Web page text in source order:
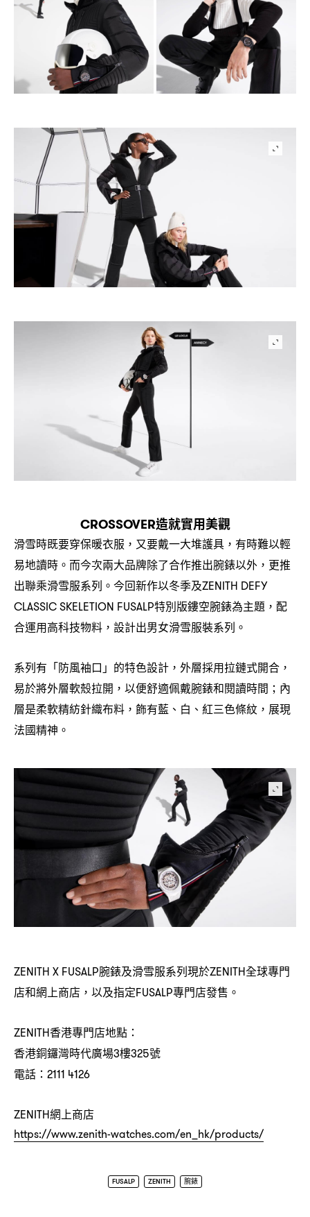
CROSSOVER造就實用美觀
滑雪時既要穿保暖衣服 ， 又要戴一大堆護具 ， 有時難以輕
易地讀時。而今次兩大品牌除了合作推出腕錶以外 ， 更推
出聯乘滑雪服系列。今回新作以冬季及ZENITH DEFY
CLASSIC SKELETION FUSALP特別版鏤空腕錶為主題 ， 配
合運用高科技物料 ， 設計出男女滑雪服裝系列。
系列有「防風袖口」的特色設計 ， 外層採用拉鏈式開合 ，
易於將外層軟殼拉開 ， 以便舒適佩戴腕錶和閱讀時間 ； 內
層是柔軟精紡針織布料 ， 飾有藍、白、紅三色條紋 ， 展現
法國精神。
ZENITH X FUSALP腕錶及滑雪服系列現於ZENITH全球專門
店和網上商店 ， 以及指定FUSALP專門店發售。
ZENITH香港專門店地點 ：
香港銅鑼灣時代廣場3樓325號
電話 ：2111 4126
ZENITH網上商店
https://www.zenith-watches.com/en_hk/products/
FUSALP ZENITH 腕錶